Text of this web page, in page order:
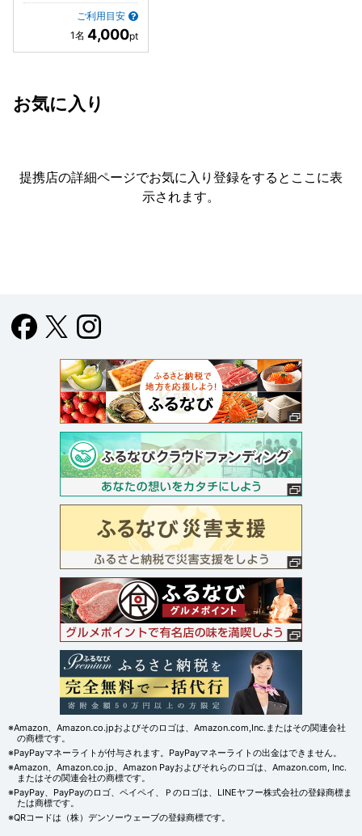
ご利用目安
4,000
お気に入り
提携店の詳細ページでお気に入り登録をすると ここに表
示されます。
※Amazon、Amazon.co.jpおよびそのロゴは、Amazon.com,Inc.またはその関連会社
の商標です。
※PayPayマネーライトが付与されます。PayPayマネーライトの出金はできません。
※Amazon、Amazon.co.jp、Amazon Payおよびそれらのロゴは、Amazon.com, Inc.
またはその関連会社の商標です。
※PayPay、PayPayのロゴ、ペイペイ、Ｐのロゴは、LINEヤフー株式会社の登録商標ま
たは商標です。
※QRコードは（株）デンソーウェーブの登録商標です。